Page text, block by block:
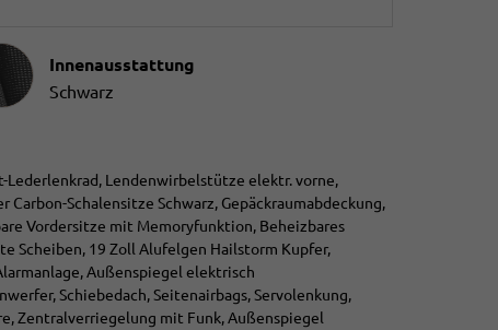
Innenausstattung
Schwarz
Lendenwirbelstütze elektr. vorne,
Schalensitze Schwarz, Gepäckraumabdeckung,
Vordersitze mit Memoryfunktion, Beheizbares
Scheiben, 19 Zoll Alufelgen Hailstorm Kupfer,
Außenspiegel elektrisch
Schiebedach, Seitenairbags, Servolenkung,
Zentralverriegelung mit Funk, Außenspiegel